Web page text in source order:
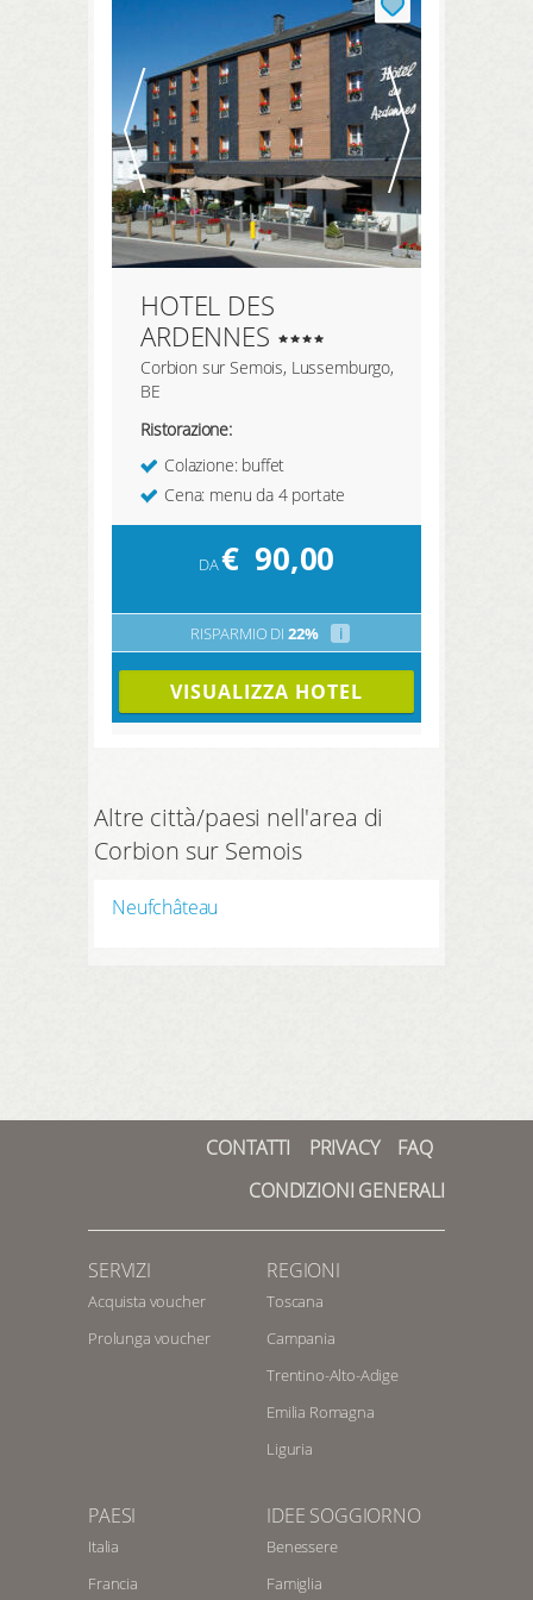
REGISTRATI QUI
prenotazione
prodotti
hotel preferiti
HOTEL DES
ARDENNES
Corbion sur Semois, Lussemburgo,
BE
Ristorazione:
Colazione: buffet
Cena: menu da 4 portate
DA€ 90,00
RISPARMIO DI 22% i
VISUALIZZA HOTEL
Altre città/paesi nell'area di
Corbion sur Semois
Neufchâteau
CONTATTI PRIVACY
FAQ
CONDIZIONI GENERALI
SERVIZI
Acquista voucher
Prolunga voucher
REGIONI
Toscana
Campania
Trentino-Alto-Adige
Emilia Romagna
Liguria
PAESI
Italia
Francia
IDEE SOGGIORNO
Benessere
Famiglia